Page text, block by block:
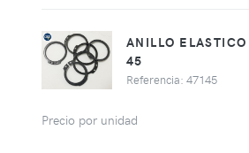
ANILLO
45
Referencia: 47145
Precio por unidad